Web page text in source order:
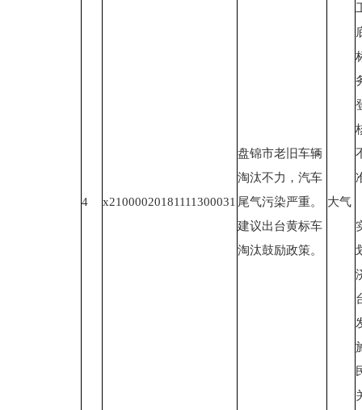
4 x21000020181111300031
盘锦市老旧车辆
淘汰不力，汽车
尾气污染严重。
建议出台黄标车
淘汰鼓励政策。
大气